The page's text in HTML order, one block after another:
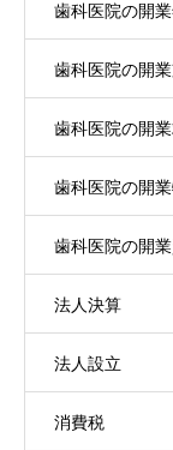
歯科医院の開
歯科医院の開
歯科医院の開
歯科医院の開
歯科医院の開
法人決算
法人設立
消費税